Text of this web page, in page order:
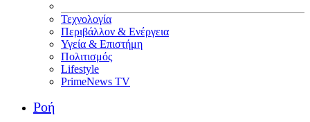
Τεχνολογία
Περιβάλλον & Ενέργεια
Υγεία & Επιστήμη
Πολιτισμός
Lifestyle
PrimeNews TV
Ροή